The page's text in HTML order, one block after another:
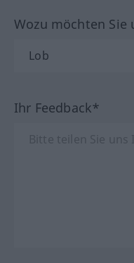
Wozu möchten Sie
Ihr Feedback*